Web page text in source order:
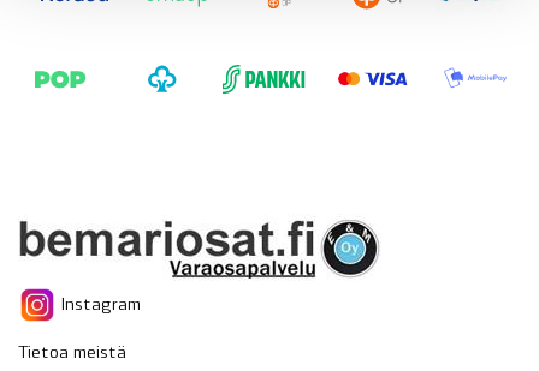
Instagram
Tietoa meistä